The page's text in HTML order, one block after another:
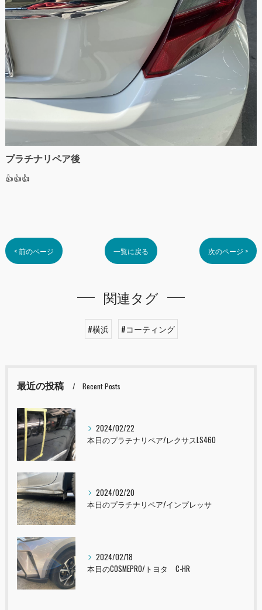
プラチナリペア後
👍👍👍
< 前のページ 一覧に戻る 次のページ >
関連タグ
#横浜 #コーティング
最近の投稿 Recent Posts
2024/02/22
本日のプラチナリペア/レクサスLS460
2024/02/20
本日のプラチナリペア/インプレッサ
2024/02/18
本日のCOSMEPRO/トヨタ C-HR